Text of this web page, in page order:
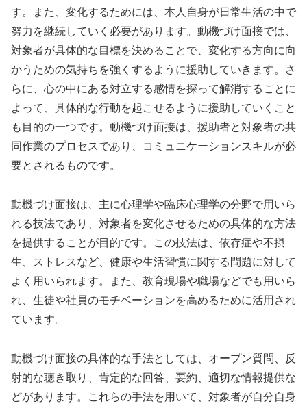
す。また、変化するためには、本人自身が日常生活の中で
努力を継続していく必要があります。動機づけ面接では、
対象者が具体的な目標を決めることで、変化する方向に向
かうための気持ちを強くするように援助していきます。さ
らに、心の中にある対立する感情を探って解消することに
よって、具体的な行動を起こせるように援助していくこと
も目的の一つです。動機づけ面接は、援助者と対象者の共
同作業のプロセスであり、コミュニケーションスキルが必
要とされるものです。
動機づけ面接は、主に心理学や臨床心理学の分野で用いら
れる技法であり、対象者を変化させるための具体的な方法
を提供することが目的です。この技法は、依存症や不摂
生、ストレスなど、健康や生活習慣に関する問題に対して
よく用いられます。また、教育現場や職場などでも用いら
れ、生徒や社員のモチベーションを高めるために活用され
ています。
動機づけ面接の具体的な手法としては、オープン質問、反
射的な聴き取り、肯定的な回答、要約、適切な情報提供な
どがあります。これらの手法を用いて、対象者が自分自身